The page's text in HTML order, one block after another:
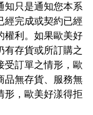
知只是通知您本系
經完成或契約已經
權利。如果歐美好
有存貨或所訂購之
受訂單之情形，歐
品無存貨、服務無
形，歐美好漾得拒